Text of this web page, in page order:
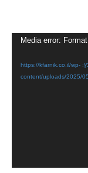
Media error:
הורד קובץ: https://kfarnik.co.il/wp-
content/uploads/2025/